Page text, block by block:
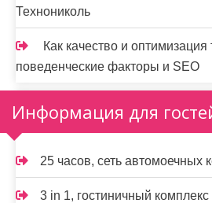
Технониколь
Как качество и оптимизация
поведенческие факторы и SEO
Информация для
25 часов, сеть автомоечных
3 in 1, гостиничный комплекс